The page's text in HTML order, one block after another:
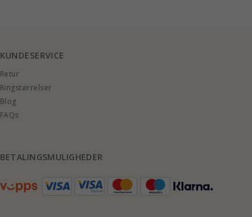
KUNDESERVICE
Retur
Ringstørrelser
Blog
FAQs
BETALINGSMULIGHEDER